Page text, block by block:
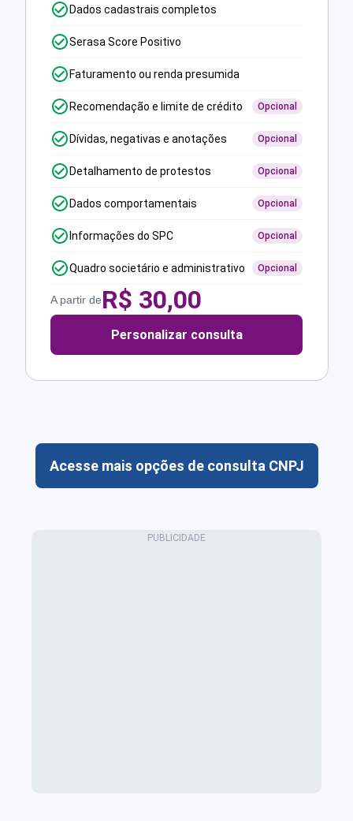
Dados cadastrais completos
Serasa Score Positivo
Faturamento ou renda presumida
Recomendação e limite de crédito Opcional
Dívidas, negativas e anotações Opcional
Detalhamento de protestos Opcional
Dados comportamentais Opcional
Informações do SPC Opcional
Quadro societário e administrativo Opcional
A partir deR$ 30,00
Personalizar consulta
Acesse mais opções de consulta CNPJ